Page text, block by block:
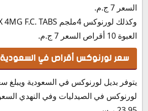
السعر 7 ج.م.
العبوة 10 أقراص السعر 7 ج.م.
سعر لورنوكس أقراص في السعودية